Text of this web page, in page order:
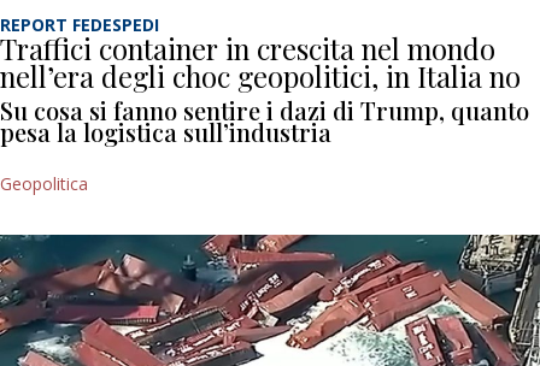
REPORT FEDESPEDI
Traffici container in crescita nel mondo
nell’era degli choc geopolitici, in Italia no
Su cosa si fanno sentire i dazi di Trump, quanto
pesa la logistica sull’industria
Geopolitica